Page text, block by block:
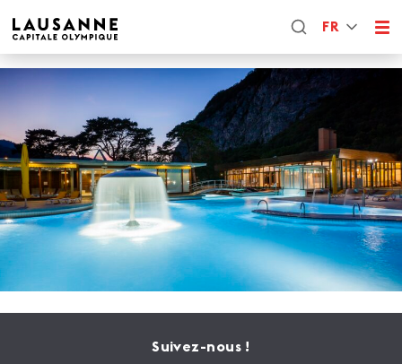
FR
Suivez-nous !